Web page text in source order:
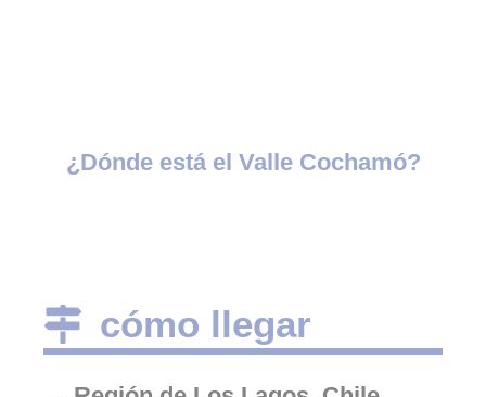
¿Dónde está el Valle Cochamó?
cómo llegar